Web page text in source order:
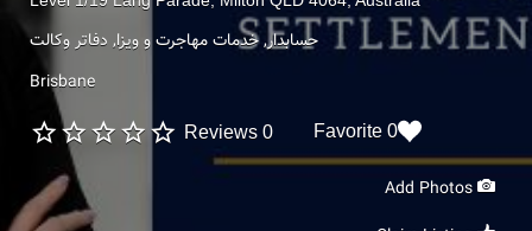
حسابدار خدمات مهاجرت و ویزا دفاتر وکالت
Brisbane
0 Reviews 0 Favorite